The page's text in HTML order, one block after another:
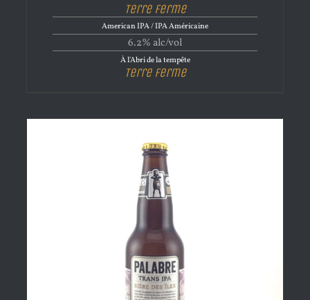
Terre Ferme
American IPA / IPA Américaine
6.2% alc/vol
À l'Abri de la tempête
Terre Ferme